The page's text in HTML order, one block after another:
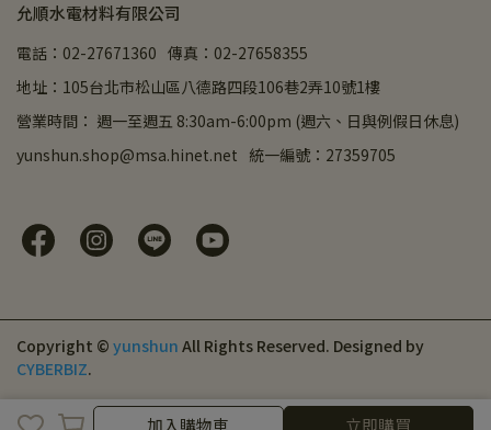
加入購物車 立即購買
允順水電材料有限公司
電話：02-27671360 傳真：02-27658355
地址：105台北市松山區八德路四段106巷2弄10號1樓
營業時間： 週一至週五 8:30am-6:00pm (週六、日與例假日休息)
yunshun.shop@msa.hinet.net 統一編號：27359705
Copyright © yunshun All Rights Reserved. Designed by
CYBERBIZ.